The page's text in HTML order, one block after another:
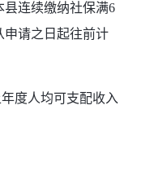
连续缴纳社保满6
申请之日起往前计
度人均可支配收入